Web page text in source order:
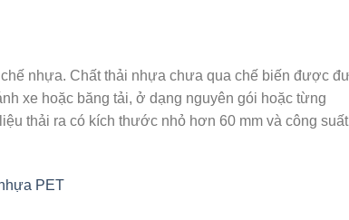
nhựa. Chất thải nhựa chưa qua chế biến được
xe hoặc băng tải, ở dạng nguyên gói hoặc từng
thải ra có kích thước nhỏ hơn 60 mm và công
PET